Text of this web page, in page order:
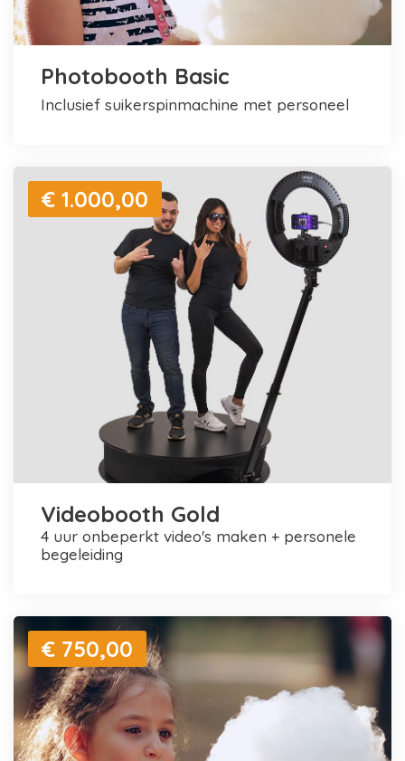
Photobooth Basic
inclusief suikerspinmachine met personeel
€ 1.000,00
Videobooth Gold
4 uur onbeperkt video's maken + personele
begeleiding
€ 750,00